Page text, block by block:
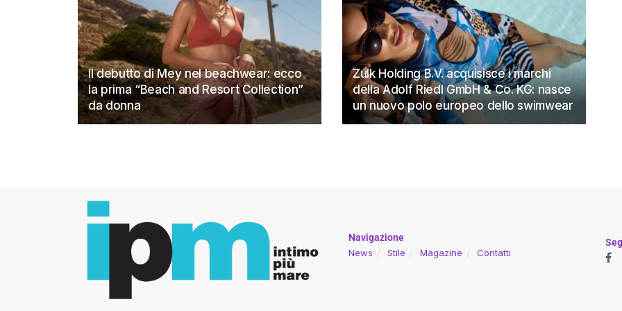
Il debutto di Mey nel beachwear: ecco
la prima “Beach and Resort Collection”
da donna
Zulk Holding B.V. acquisisce i marchi
della Adolf Riedl GmbH & Co. KG: nasce
un nuovo polo europeo dello swimwear
Navigazione
News
Stile Magazine Contatti